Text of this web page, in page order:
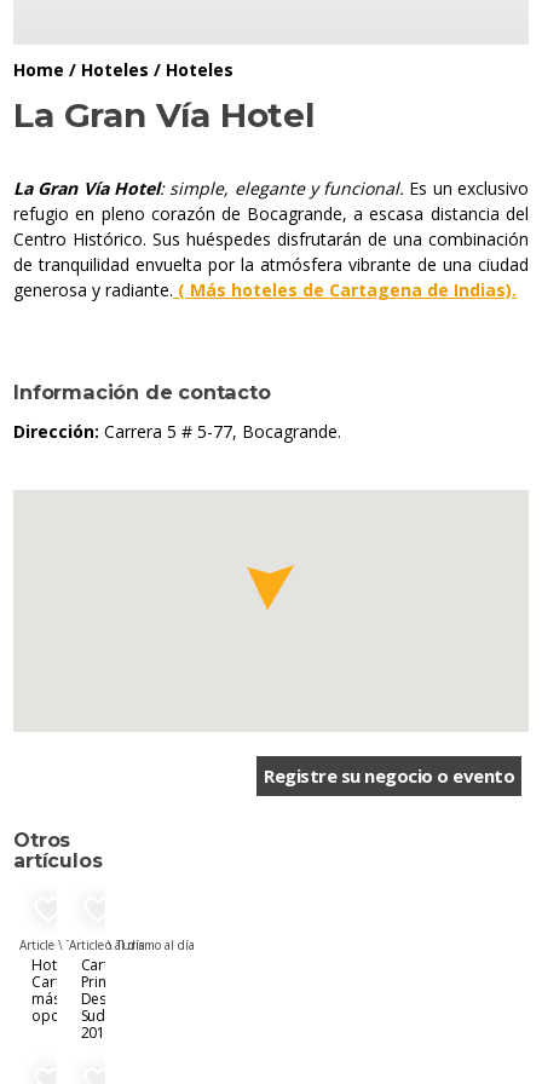
Home / Hoteles / Hoteles
La Gran Vía Hotel
La Gran Vía Hotel: simple, elegante y funcional. Es un exclusivo
refugio en pleno corazón de Bocagrande, a escasa distancia del
Centro Histórico. Sus huéspedes disfrutarán de una combinación
de tranquilidad envuelta por la atmósfera vibrante de una ciudad
generosa y radiante. ( Más hoteles de Cartagena de Indias).
Información de contacto
Dirección:Carrera 5 # 5-77, Bocagrande.
Registre su negocio o evento
Otros
artículos
Article \ Turismo al día
Hoteles en
Cartagena:
más de 10
opciones
Article \ Turismo al día
Cartagena:
Principal
Destino de
Sudamérica
2019